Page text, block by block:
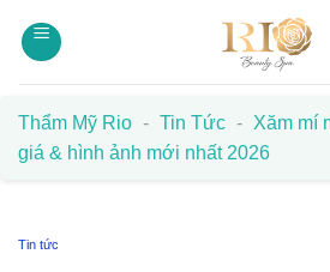
qua
Thẩm Mỹ Rio - Tin Tức - Xăm mí
giá & hình ảnh mới nhất 2026
Tin tức